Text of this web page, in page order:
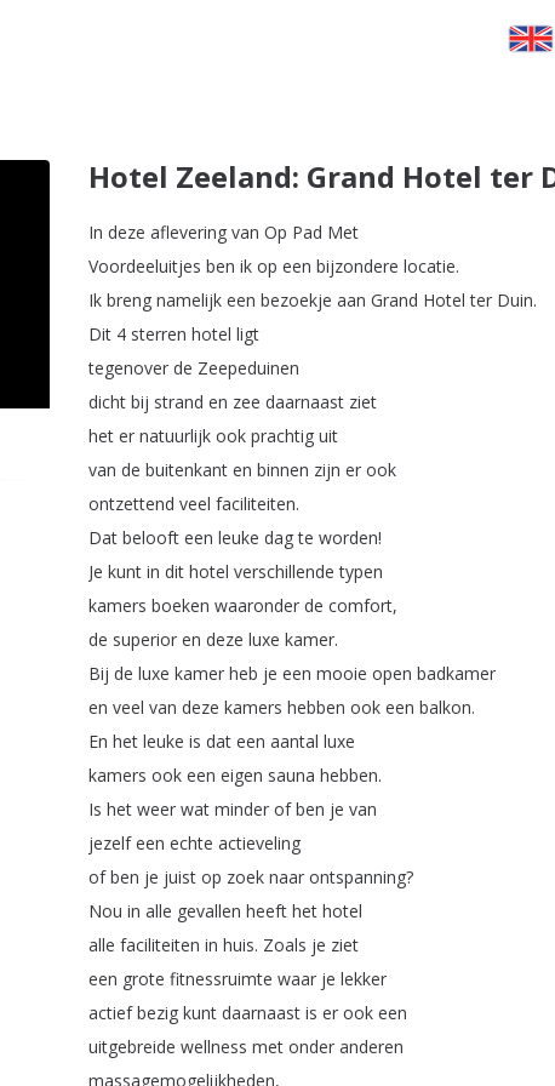
Hotel Zeeland: Grand Hotel ter
In deze aflevering van Op Pad Met
Voordeeluitjes ben ik op een bijzondere locatie.
Ik breng namelijk een bezoekje aan Grand Hotel ter Duin.
Dit 4 sterren hotel ligt
tegenover de Zeepeduinen
dicht bij strand en zee daarnaast ziet
het er natuurlijk ook prachtig uit
van de buitenkant en binnen zijn er ook
ontzettend veel faciliteiten.
Dat belooft een leuke dag te worden!
Je kunt in dit hotel verschillende typen
kamers boeken waaronder de comfort,
de superior en deze luxe kamer.
Bij de luxe kamer heb je een mooie open badkamer
en veel van deze kamers hebben ook een balkon.
En het leuke is dat een aantal luxe
kamers ook een eigen sauna hebben.
Is het weer wat minder of ben je van
jezelf een echte actieveling
of ben je juist op zoek naar ontspanning?
Nou in alle gevallen heeft het hotel
alle faciliteiten in huis. Zoals je ziet
een grote fitnessruimte waar je lekker
actief bezig kunt daarnaast is er ook een
uitgebreide wellness met onder anderen
massagemogelijkheden,